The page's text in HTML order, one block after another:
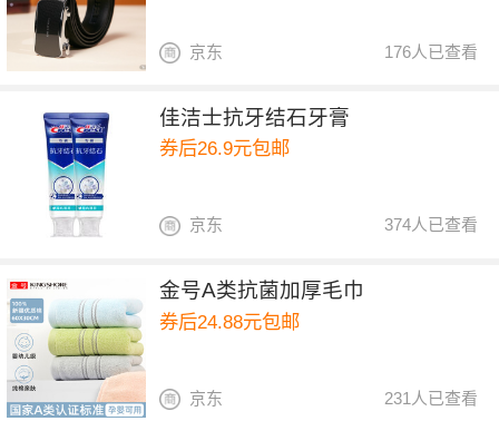
176人已查看
京东
佳洁士抗牙结石牙膏
券后26.9元包邮
374人已查看
京东
金号A类抗菌加厚毛巾
券后24.88元包邮
231人已查看
京东